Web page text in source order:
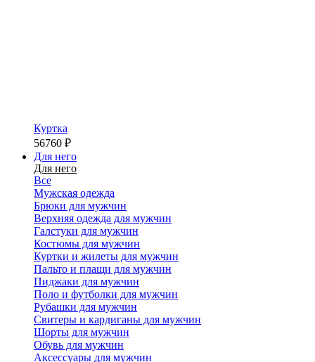
Куртка
56760 ₽
Для него
Для него
Все
Мужская одежда
Брюки для мужчин
Верхняя одежда для мужчин
Галстуки для мужчин
Костюмы для мужчин
Куртки и жилеты для мужчин
Пальто и плащи для мужчин
Пиджаки для мужчин
Поло и футболки для мужчин
Рубашки для мужчин
Свитеры и кардиганы для мужчин
Шорты для мужчин
Обувь для мужчин
Аксессуары для мужчин